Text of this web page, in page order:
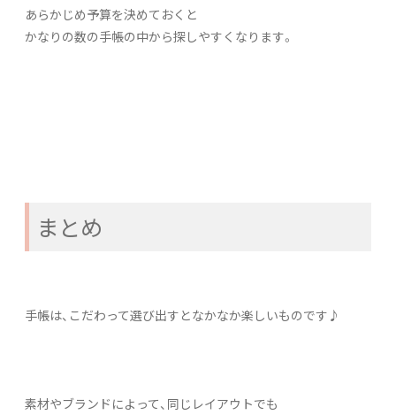
あらかじめ予算を決めておくと
かなりの数の手帳の中から探しやすくなります。
まとめ
手帳は、こだわって選び出すとなかなか楽しいものです♪
素材やブランドによって、同じレイアウトでも